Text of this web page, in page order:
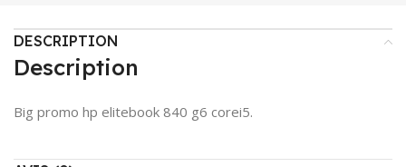
DESCRIPTION
Description
Big promo hp elitebook 840 g6 corei5.